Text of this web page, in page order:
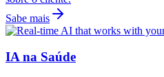
Sabe mais
IA na Saúde